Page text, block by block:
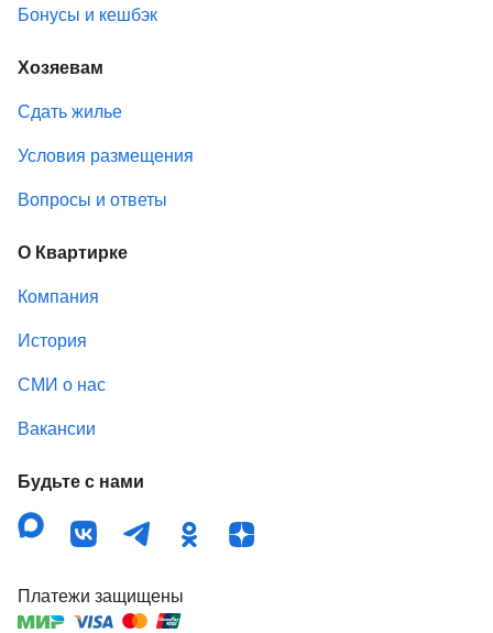
Бонусы и кешбэк
Хозяевам
Сдать жилье
Условия размещения
Вопросы и ответы
О Квартирке
Компания
История
СМИ о нас
Вакансии
Будьте с нами
Платежи защищены